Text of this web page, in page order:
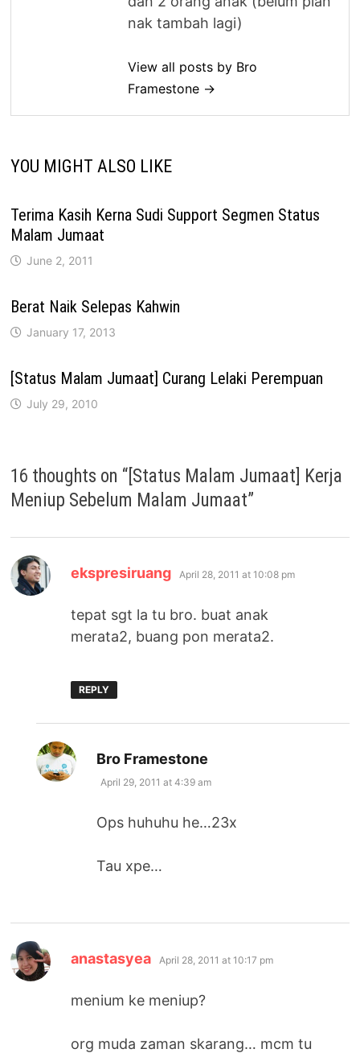
nak tambah lagi)
View all posts by Bro
Framestone →
YOU MIGHT ALSO LIKE
Terima Kasih Kerna Sudi Support Segmen Status
Malam Jumaat
June 2, 2011
Berat Naik Selepas Kahwin
January 17, 2013
[Status Malam Jumaat] Curang Lelaki Perempuan
July 29, 2010
16 thoughts on “[Status Malam Jumaat] Kerja
Meniup Sebelum Malam Jumaat”
ekspresiruang says:
April 28, 2011 at 10:08 pm
tepat sgt la tu bro. buat anak
merata2, buang pon merata2.
REPLY
Bro Framestone
April 29, 2011 at 4:39 am
Ops huhuhu he…23x
Tau xpe…
anastasyea says:
April 28, 2011 at 10:17 pm
menium ke meniup?
org muda zaman skarang… mcm tu